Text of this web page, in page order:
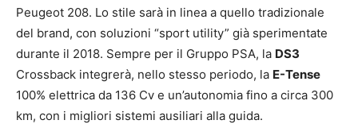
Peugeot 208. Lo stile sarà in linea a quello tradizionale
del brand, con soluzioni “sport utility” già sperimentate
durante il 2018. Sempre per il Gruppo PSA, la DS3
Crossback integrerà, nello stesso periodo, la E-Tense
100% elettrica da 136 Cv e un’autonomia fino a circa 300
km, con i migliori sistemi ausiliari alla guida.